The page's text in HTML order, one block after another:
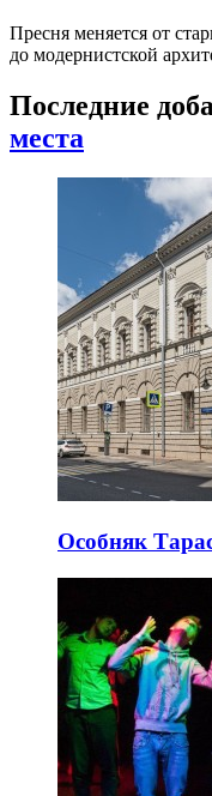
Пресня меняется от
до модернистской
Последние
места
Особняк